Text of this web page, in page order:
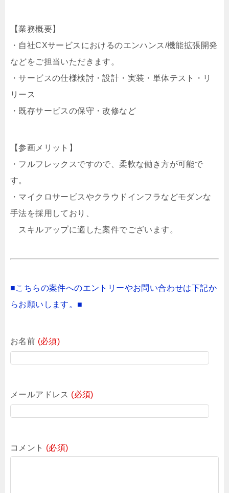
【業務概要】
・自社CXサービスにおけるのエンハンス/機能拡張開発
などをご担当いただきます。
・サービスの仕様検討・設計・実装・単体テスト・リ
リース
・既存サービスの保守・改修など
【参画メリット】
・フルフレックスですので、柔軟な働き方が可能で
す。
・マイクロサービスやクラウドインフラなどモダンな
手法を採用しており、
スキルアップに適した案件でございます。
■こちらの案件へのエントリーやお問い合わせは下記か
らお願いします。■
お名前 (必須)
メールアドレス (必須)
コメント (必須)